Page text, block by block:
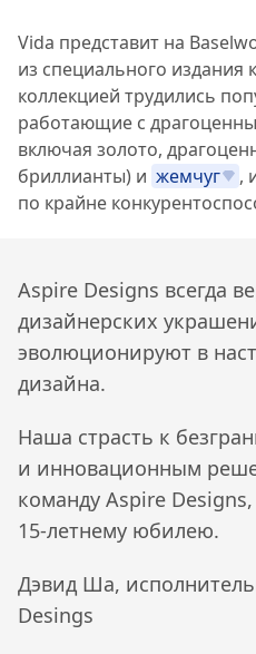
Vida представит на
из специального издания
коллекцией трудились
работающие с
включая золото,
бриллианты) и жемчуг
,
по крайне
Aspire Designs всегда
дизайнерских
эволюционируют в
дизайна.
Наша страсть к
и инновационным
команду Aspire
15-летнему юбилею.
Дэвид Ша,
Desings